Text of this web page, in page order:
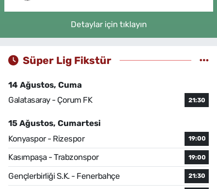
Detaylar için tıklayın
Süper Lig Fikstür
14 Ağustos, Cuma
Galatasaray - Çorum FK
21:30
15 Ağustos, Cumartesi
Konyaspor - Rizespor
19:00
Kasımpaşa - Trabzonspor 19:00
Gençlerbirliği S.K. - Fenerbahçe 21:30